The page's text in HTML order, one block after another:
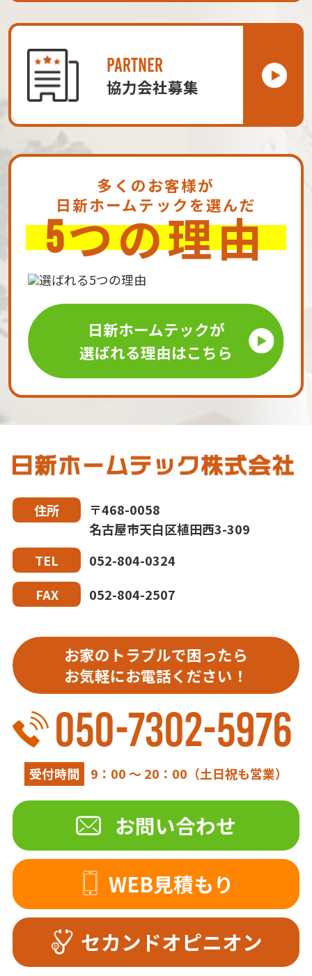
PARTNER
協力会社募集
多くのお客様が
日新ホームテックを選んだ
5つの理由
日新ホームテックが
選ばれる理由はこちら
住所
〒468-0058
名古屋市天白区植田西3-309
TEL
052-804-0324
FAX
052-804-2507
お家のトラブルで困ったら
お気軽にお電話ください！
050-7302-5976
受付時間 9：00 ～ 20：00（土日祝も営業）
お問い合わせ
WEB見積もり
セカンドオピニオン